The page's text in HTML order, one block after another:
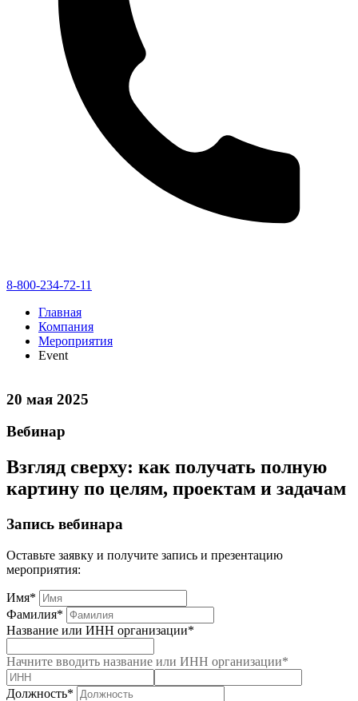
8-800-234-72-11
Главная
Компания
Мероприятия
Event
20 мая 2025
Вебинар
Взгляд сверху: как получать полную
картину по целям, проектам и задачам
Запись вебинара
Оставьте заявку и получите запись и презентацию
мероприятия:
Имя*
Фамилия*
Название или ИНН организации*
Начните вводить название или ИНН организации*
Должность*